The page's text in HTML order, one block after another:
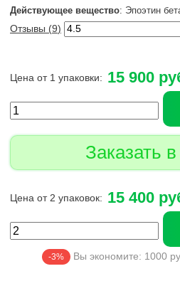
Действующее вещество: Эпоэтин
Отзывы (9)
Цена от 1 упаковки: 15 900
Заказать
Цена от 2 упаковок: 15 400
-3% Вы экономите: 1000